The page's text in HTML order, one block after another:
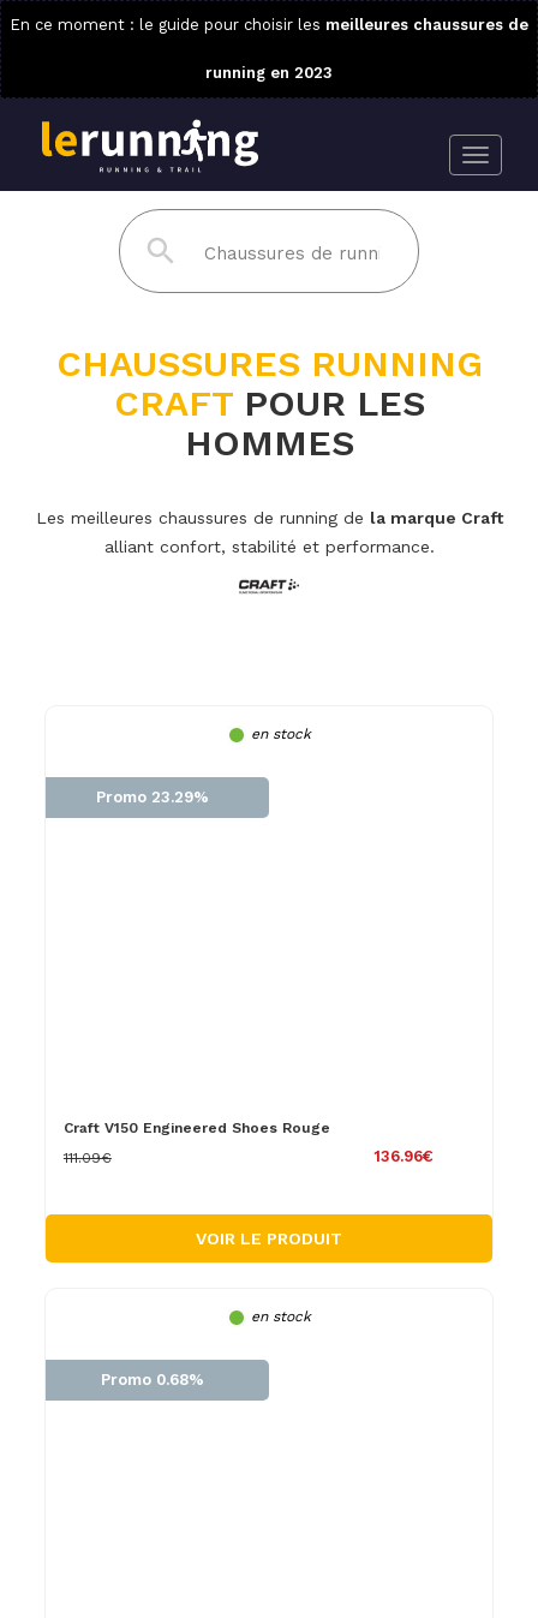
En ce moment : le guide pour choisir les meilleures chaussures de
running en 2023
CHAUSSURES RUNNING
CRAFTPOUR LES
HOMMES
Les meilleures chaussures de running de la marque Craft
alliant confort, stabilité et performance.
en stock
Promo 23.29%
Craft V150 Engineered Shoes Rouge
136.96€
111.09€
VOIR LE PRODUIT
en stock
Promo 0.68%